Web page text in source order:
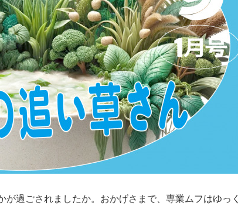
過ごされましたか。おかげさまで、専業ムフはゆっく